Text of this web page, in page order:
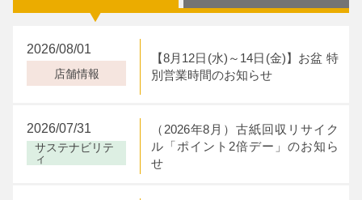
2026/08/01
店舗情報
【8月12日(水)～14日(金)】お盆 特
別営業時間のお知らせ
2026/07/31
サステナビリテ
ィ
（2026年8月）古紙回収リサイク
ル「ポイント2倍デー」のお知ら
せ